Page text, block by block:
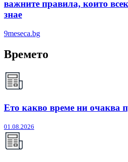
важните правила, които
знае
9meseca.bg
Времето
Ето какво време ни очаква
01.08.2026